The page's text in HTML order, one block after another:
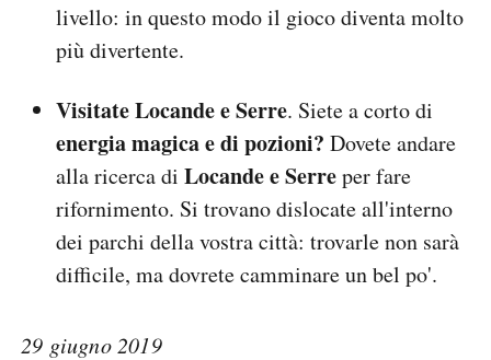
livello: in questo modo il gioco diventa molto
più divertente.
Visitate Locande e Serre. Siete a corto di
energia magica e di pozioni? Dovete andare
alla ricerca di Locande e Serreper fare
rifornimento. Si trovano dislocate all'interno
dei parchi della vostra città: trovarle non sarà
difficile, ma dovrete camminare un bel po'.
29 giugno 2019